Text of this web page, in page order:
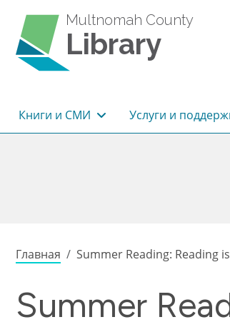
Multnomah County
Library
Основная
Книги и СМИ Услуги и
Строка
Главная Summer Reading: Reading
Summer